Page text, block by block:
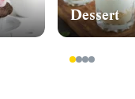
Dessert
1234